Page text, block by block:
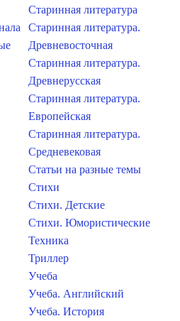
Старинная литература
Старинная литература.
Древневосточная
Старинная литература.
Древнерусская
Старинная литература.
Европейская
Старинная литература.
Средневековая
Статьи на разные темы
Стихи
Стихи. Детские
Стихи. Юмористические
Техника
Триллер
Учеба
Учеба. Английский
Учеба. История